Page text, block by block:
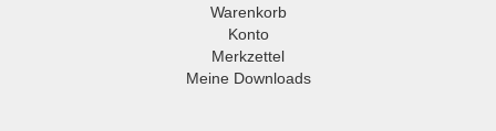
Warenkorb
Konto
Merkzettel
Meine Downloads